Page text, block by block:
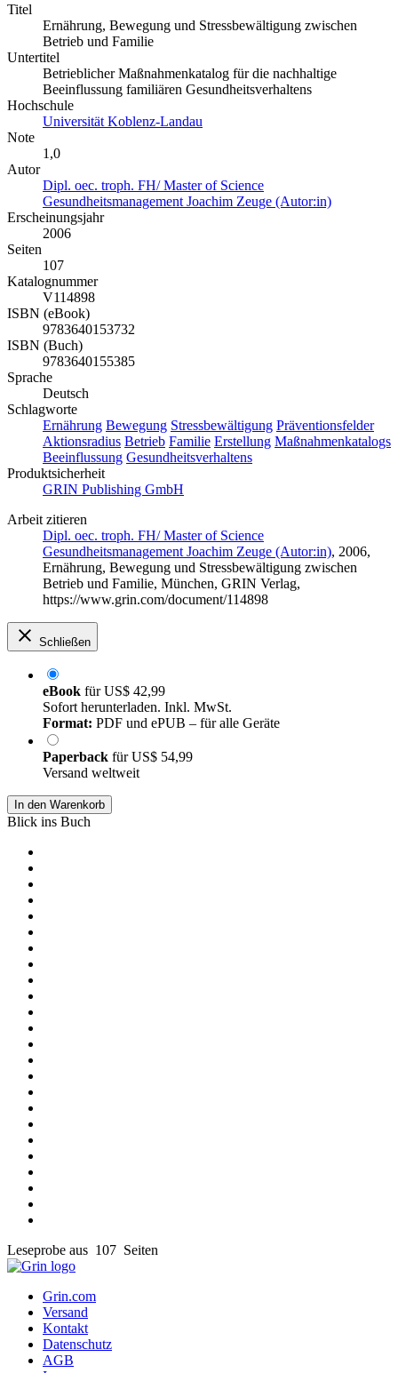
Titel
Ernährung, Bewegung und Stressbewältigung zwischen
Betrieb und Familie
Untertitel
Betrieblicher Maßnahmenkatalog für die nachhaltige
Beeinflussung familiären Gesundheitsverhaltens
Hochschule
Universität Koblenz-Landau
Note
1,0
Autor
Dipl. oec. troph. FH/ Master of Science
Gesundheitsmanagement Joachim Zeuge (Autor:in)
Erscheinungsjahr
2006
Seiten
107
Katalognummer
V114898
ISBN (eBook)
9783640153732
ISBN (Buch)
9783640155385
Sprache
Deutsch
Schlagworte
Ernährung Bewegung Stressbewältigung Präventionsfelder
Aktionsradius Betrieb Familie Erstellung Maßnahmenkatalogs
Beeinflussung Gesundheitsverhaltens
Produktsicherheit
GRIN Publishing GmbH
Arbeit zitieren
Dipl. oec. troph. FH/ Master of Science
Gesundheitsmanagement Joachim Zeuge (Autor:in), 2006,
Ernährung, Bewegung und Stressbewältigung zwischen
Betrieb und Familie, München, GRIN Verlag,
https://www.grin.com/document/114898
Schließen
eBook fürUS$ 42,99
Sofort herunterladen. Inkl. MwSt.
Format: PDF und ePUB – für alle Geräte
Paperback fürUS$ 54,99
Versand weltweit
In den Warenkorb
Blick ins Buch
Leseprobe aus 107 Seiten
Grin.com
Versand
Kontakt
Datenschutz
AGB